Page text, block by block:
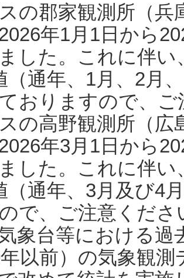
の郡家観測所（
年1月1日から
した。これに伴い
（通年、1月、2月
おりますので、
の高野観測所（
年3月1日から
した。これに伴い
（通年、3月及び4
で、ご注意くだ
象台等における過
年以前）の気象観